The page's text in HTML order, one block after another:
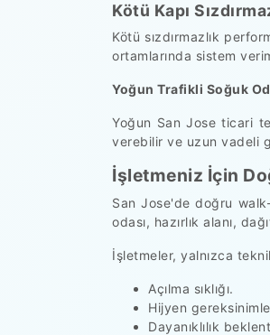
Kötü Kapı
Kötü sızdırmazlık
ortamlarında sistem
Yoğun Trafikli Soğuk
Yoğun San Jose ticari
verebilir ve uzun vadeli
İşletmeniz İçin
San Jose'de doğru
odası, hazırlık alanı,
İşletmeler, yalnızca
Açılma sıklığı.
Hijyen
Dayanıklılık